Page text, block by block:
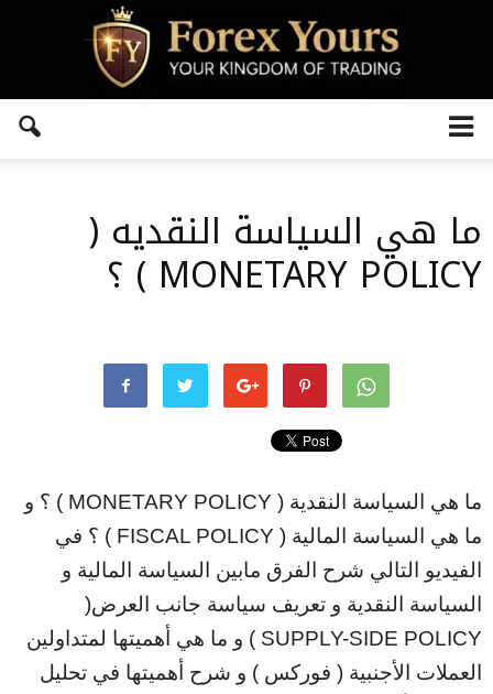
ما هي السياسة النقديه (
MONETARY POLICY ) ؟
ما هي السياسة النقدية ( MONETARY POLICY ) ؟ و
ما هي السياسة المالية ( FISCAL POLICY ) ؟ في
الفيديو التالي شرح الفرق مابين السياسة المالية و
السياسة النقدية و تعريف سياسة جانب العرض(
SUPPLY-SIDE POLICY ) و ما هي أهميتها لمتداولين
العملات الأجنبية ( فوركس ) و شرح أهميتها في تحليل